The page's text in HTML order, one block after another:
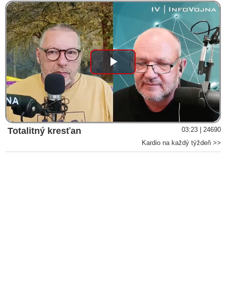
Play
Video
Totalitný kresťan
03:23 | 24690
Kardio na každý týždeň >>